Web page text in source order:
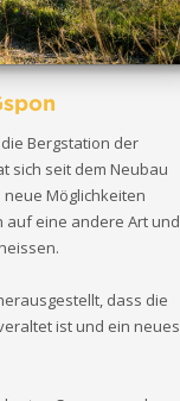
Bergstation der
sich seit dem Neubau
Möglichkeiten
auf eine andere Art und
dass die
ist und ein neues